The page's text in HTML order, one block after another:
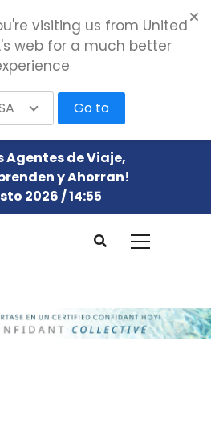
Agentes de Viaje,
y Ahorran!
2026 / 14:55
visiting us from United
web for a much better
Go to